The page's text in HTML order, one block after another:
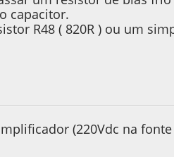
capacitor.
R48 ( 820R ) ou um
(220Vdc na fonte